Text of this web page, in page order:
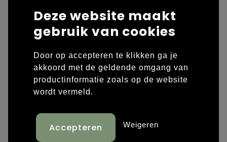
Laptop hoezen en tassen
Overige tassen
Papieren tassen
Promotietassen
Reistassen
Rugzakken
Overige kleding
Polo's
Sweaters bedrukken
T-shirts bedrukken
Vesten bedrukken
Schoenen bedrukken
Deze website maakt
gebruik van cookies
Door op accepteren te klikken ga je
akkoord met de geldende omgang van
productinformatie zoals op de website
wordt vermeld.
Weigeren